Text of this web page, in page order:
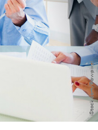
iStock.com/Rawpixel